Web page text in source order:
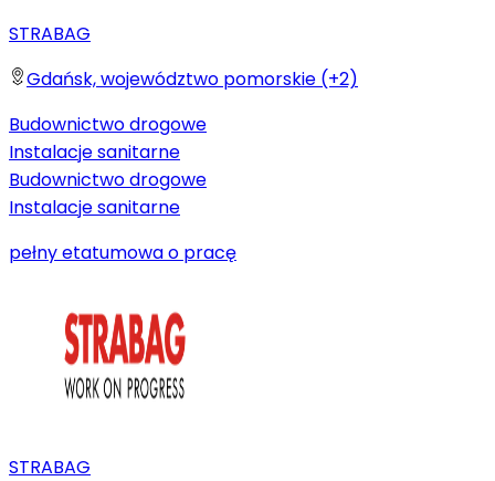
STRABAG
Gdańsk, województwo pomorskie (+2)
Budownictwo drogowe
Instalacje sanitarne
Budownictwo drogowe
Instalacje sanitarne
pełny etatumowa o pracę
STRABAG